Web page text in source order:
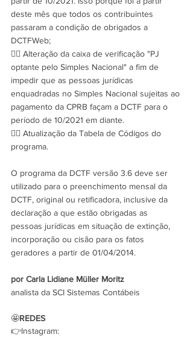
deste mês que todos os contribuintes
passaram a condição de obrigados a
DCTFWeb;
✍🏻 Alteração da caixa de verificação "PJ
optante pelo Simples Nacional" a fim de
impedir que as pessoas jurídicas
enquadradas no Simples Nacional sujeitas ao
pagamento da CPRB façam a DCTF para o
período de 10/2021 em diante.
✍🏻 Atualização da Tabela de Códigos do
programa.
O programa da DCTF versão 3.6 deve ser
utilizado para o preenchimento mensal da
DCTF, original ou retificadora, inclusive da
declaração a que estão obrigadas as
pessoas jurídicas em situação de extinção,
incorporação ou cisão para os fatos
geradores a partir de 01/04/2014.
por Carla Lidiane Müller Moritz
analista da SCI Sistemas Contábeis
🤩REDES
👉Instagram: